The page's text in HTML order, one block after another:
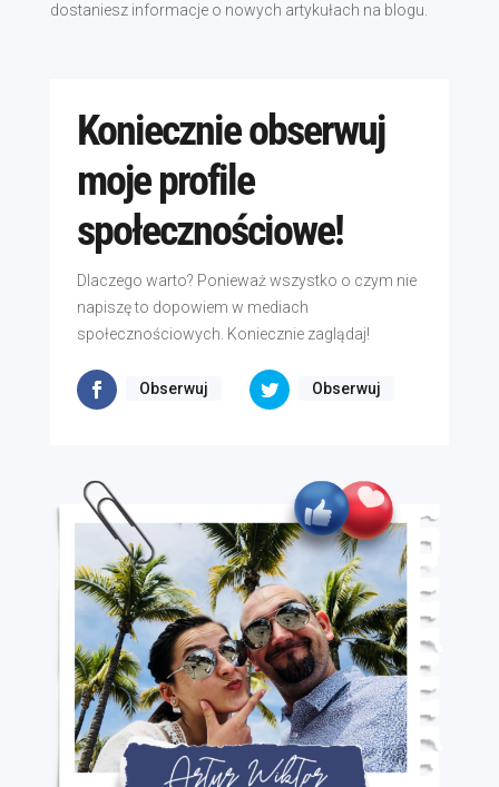
dostaniesz informacje o nowych artykułach na blogu.
Koniecznie obserwuj
moje profile
społecznościowe!
Dlaczego warto? Ponieważ wszystko o czym nie
napiszę to dopowiem w mediach
społecznościowych. Koniecznie zaglądaj!
Obserwuj Obserwuj